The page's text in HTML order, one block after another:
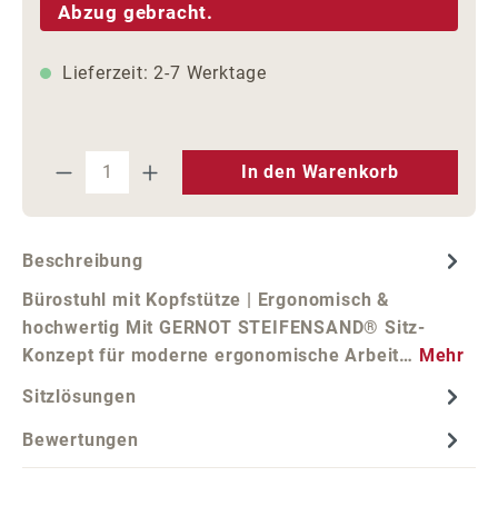
Abzug gebracht.
Lieferzeit: 2-7 Werktage
Produkt Anzahl: Gib den
In den Warenkorb
Beschreibung
Bürostuhl mit Kopfstütze | Ergonomisch &
hochwertig Mit GERNOT STEIFENSAND® Sitz-
Konzept für moderne ergonomische Arbeit… Mehr
Sitzlösungen
Bewertungen